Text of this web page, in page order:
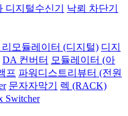
디지털수신기
낙뢰 차단기
리모듈레이터 (디지털) 디지
DA 컨버터 모듈레이터 (아
프 파워디스트리뷰터 (전원
문자자막기
렉 (RACK)
Switcher